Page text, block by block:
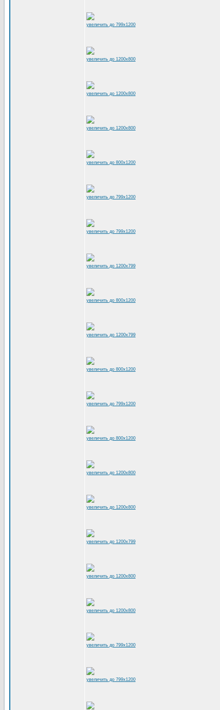
увеличить до 799x1200
увеличить до 1200x800
увеличить до 1200x800
увеличить до 1200x800
увеличить до 800x1200
увеличить до 799x1200
увеличить до 799x1200
увеличить до 1200x799
увеличить до 800x1200
увеличить до 1200x799
увеличить до 800x1200
увеличить до 799x1200
увеличить до 800x1200
увеличить до 1200x800
увеличить до 1200x800
увеличить до 1200x799
увеличить до 1200x800
увеличить до 1200x800
увеличить до 799x1200
увеличить до 799x1200